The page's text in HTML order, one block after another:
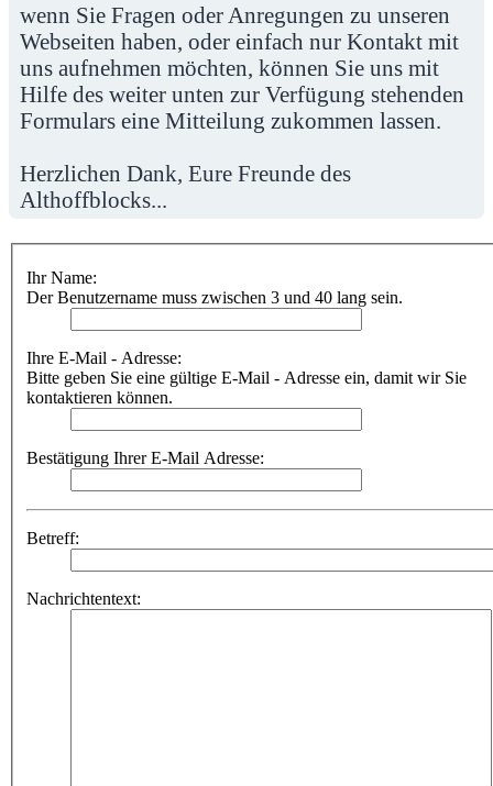
wenn Sie Fragen oder Anregungen zu unseren
Webseiten haben, oder einfach nur Kontakt mit
uns aufnehmen möchten, können Sie uns mit
Hilfe des weiter unten zur Verfügung stehenden
Formulars eine Mitteilung zukommen lassen.
Herzlichen Dank, Eure Freunde des
Althoffblocks...
Ihr Name:
Der Benutzername muss zwischen 3 und 40 lang sein.
Ihre E-Mail - Adresse:
Bitte geben Sie eine gültige E-Mail - Adresse ein, damit wir Sie
kontaktieren können.
Bestätigung Ihrer E-Mail Adresse:
Betreff:
Nachrichtentext: